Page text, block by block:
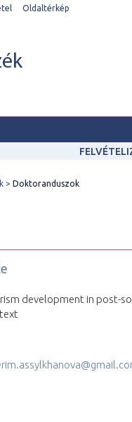
Oldaltérkép
Doktoranduszok
development in post-